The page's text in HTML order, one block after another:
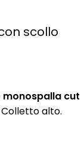
scollo
monospalla cut
alto.